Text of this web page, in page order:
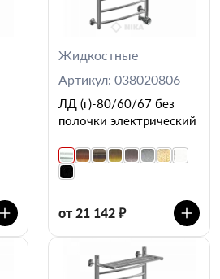
Жидкостные
Артикул: 038020806
ЛД (г)-80/60/67 без
полочки электрический
от 21 142 ₽